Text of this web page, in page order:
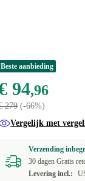
Beste aanbieding
94,96
279(-66%)
Vergelijk met
Verzending
30 dagen Gratis
Levering incl.: